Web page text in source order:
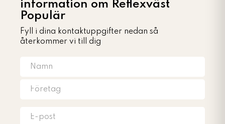
information om Reflexväst
Populär
Fyll i dina kontaktuppgifter nedan så
återkommer vi till dig